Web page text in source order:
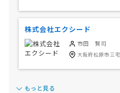
株式会社エクシード
市田 賢司
大阪府松原市三
もっと見る